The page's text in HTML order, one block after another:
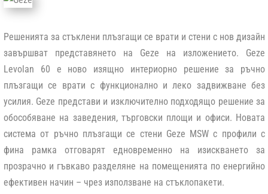
Решенията за стъклени плъзгащи се врати и стени с нов дизайн
завършват представянето на Geze на изложението. Geze
Levolan 60 е ново изящно интериорно решение за ръчно
плъзгащи се врати с функционално и леко задвижване без
усилия. Geze представи и изключително подходящо решение за
обособяване на заведения, търговски площи и офиси. Новата
система от ръчно плъзгащи се стени Geze MSWс профили с
фина рамка отговарят едновременно на изискването за
прозрачно и гъвкаво разделяне на помещенията по енергийно
ефективен начин – чрез използване на стъклопакети.